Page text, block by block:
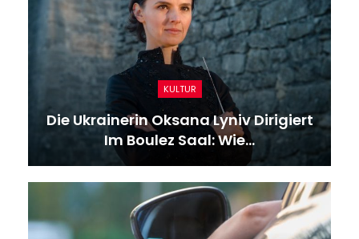
KULTUR
Die Ukrainerin Oksana Lyniv Dirigiert
Im Boulez Saal: Wie…